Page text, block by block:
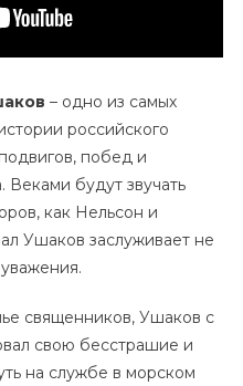
– одно из самых
российского
побед и
Веками будут звучать
как Нельсон и
Ушаков заслуживает не
священников, Ушаков с
свою бесстрашие и
на службе в морском